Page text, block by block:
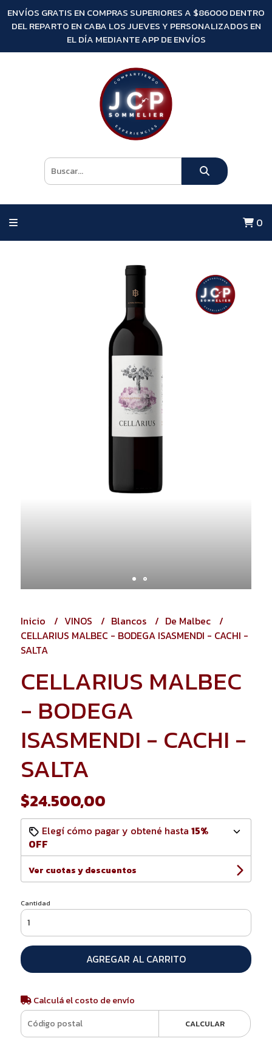
ENVÍOS GRATIS EN COMPRAS SUPERIORES A $86000 DENTRO
DEL REPARTO EN CABA LOS JUEVES Y PERSONALIZADOS EN
EL DÍA MEDIANTE APP DE ENVÍOS
0
Inicio VINOS Blancos
De Malbec
CELLARIUS MALBEC - BODEGA ISASMENDI - CACHI -
SALTA
CELLARIUS MALBEC
- BODEGA
ISASMENDI - CACHI -
SALTA
$24.500,00
Elegí cómo pagar y obtené hasta 15%
OFF
Ver cuotas y descuentos
Cantidad
AGREGAR AL CARRITO
Calculá el costo de envío
CALCULAR